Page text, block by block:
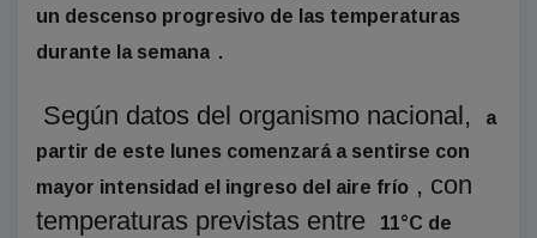
un descenso progresivo de las temperaturas
durante la semana .
Según datos del organismo nacional,
a
partir de este lunes comenzará a sentirse con
mayor intensidad el ingreso del aire frío , con
temperaturas previstas entre
11°C de